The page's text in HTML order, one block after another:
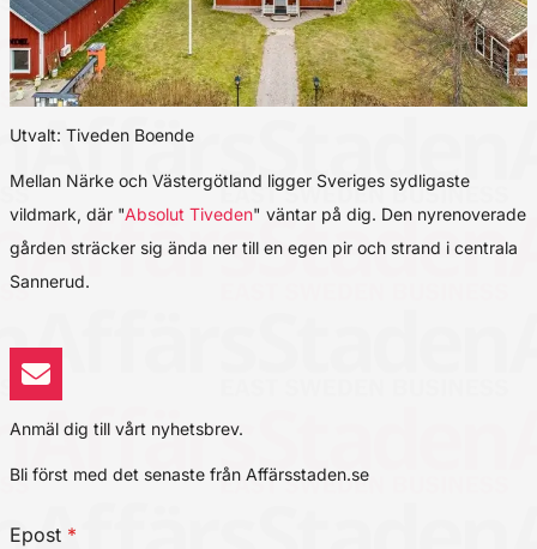
Utvalt: Tiveden Boende
Mellan Närke och Västergötland ligger Sveriges sydligaste
vildmark, där "Absolut Tiveden" väntar på dig. Den nyrenoverade
gården sträcker sig ända ner till en egen pir och strand i centrala
Sannerud.
Anmäl dig till vårt nyhetsbrev.
Bli först med det senaste från Affärsstaden.se
Epost *